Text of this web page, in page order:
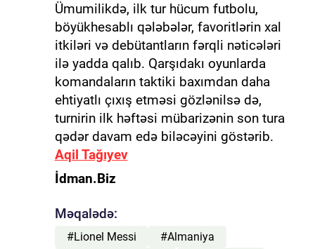
Ümumilikdə, ilk tur hücum futbolu,
böyükhesablı qələbələr, favoritlərin xal
itkiləri və debütantların fərqli nəticələri
ilə yadda qalıb. Qarşıdakı oyunlarda
komandaların taktiki baxımdan daha
ehtiyatlı çıxış etməsi gözlənilsə də,
turnirin ilk həftəsi mübarizənin son tura
qədər davam edə biləcəyini göstərib.
Aqil Tağıyev
İdman.Biz
Məqalədə:
#Lionel Messi
#Almaniya